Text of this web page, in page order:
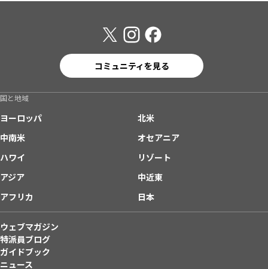
コミュニティを見る
国と地域
ヨーロッパ
北米
中南米
オセアニア
ハワイ
リゾート
アジア
中近東
アフリカ
日本
ウェブマガジン
特派員ブログ
ガイドブック
ニュース